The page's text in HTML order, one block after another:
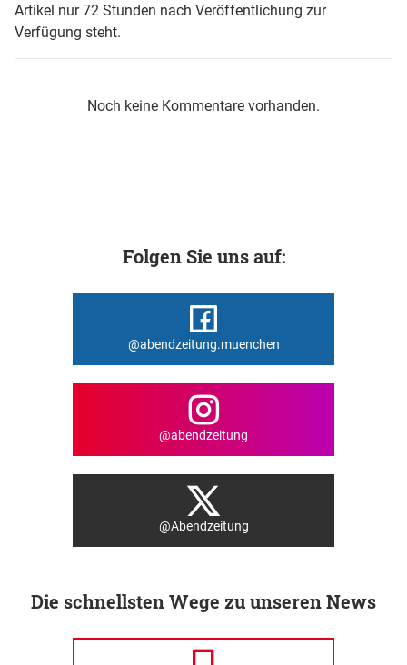
Artikel nur 72 Stunden nach Veröffentlichung zur
Verfügung steht.
Noch keine Kommentare vorhanden.
Folgen Sie uns auf:
@abendzeitung.muenchen
@abendzeitung
@Abendzeitung
Die schnellsten Wege zu unseren News